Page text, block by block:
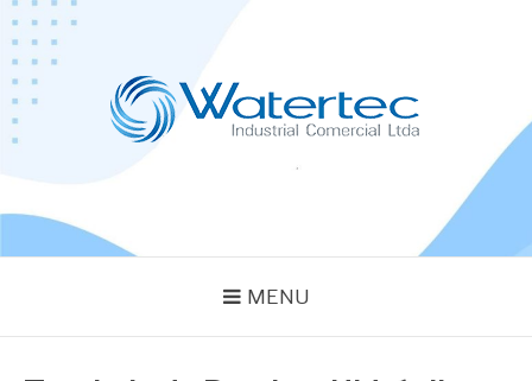
Pular
para
conteúdo
MENU